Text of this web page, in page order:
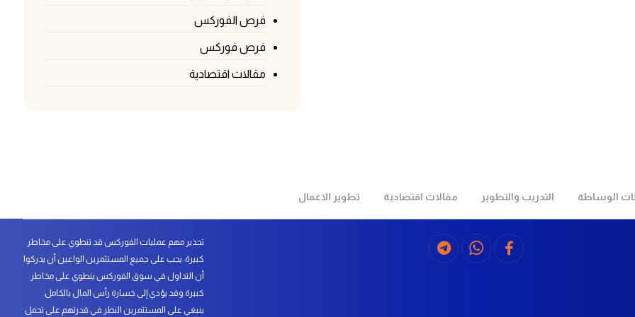
فرص الفوركس
فرص فوركس
مقالات اقتصادية
الوساطة التدريب والتطوير مقالات اقتصادية تطوير الاعمال
تحذير مهم عمليات الفوركس قد تنطوي على مخاطر
كبيرة: يجب على جميع المستثمرين الواعين أن يدركوا
أن التداول في سوق الفوركس ينطوي على مخاطر
كبيرة وقد يؤدي إلى خسارة رأس المال بالكامل.
ينبغي على المستثمرين النظر في قدرتهم على تحمل